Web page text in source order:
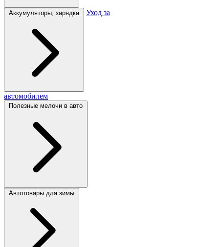
Аккумуляторы, зарядка Уход за
автомобилем
Полезные мелочи в авто
Автотовары для зимы